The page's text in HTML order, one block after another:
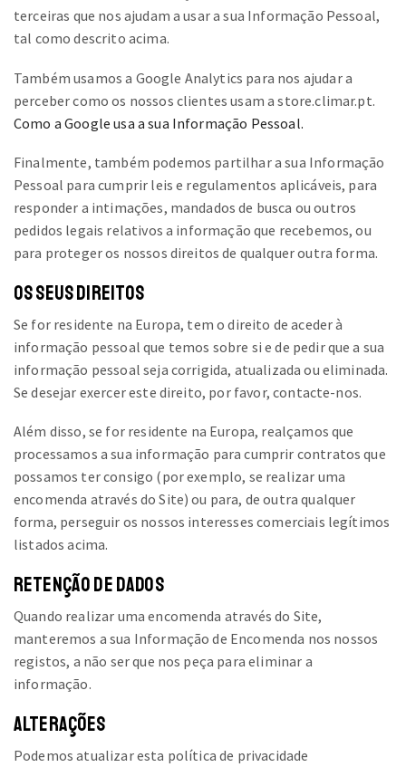
terceiras que nos ajudam a usar a sua Informação Pessoal,
tal como descrito acima.
Também usamos a Google Analytics para nos ajudar a
perceber como os nossos clientes usam a store.climar.pt.
Como a Google usa a sua Informação Pessoal.
Finalmente, também podemos partilhar a sua Informação
Pessoal para cumprir leis e regulamentos aplicáveis, para
responder a intimações, mandados de busca ou outros
pedidos legais relativos a informação que recebemos, ou
para proteger os nossos direitos de qualquer outra forma.
OS SEUS DIREITOS
Se for residente na Europa, tem o direito de aceder à
informação pessoal que temos sobre si e de pedir que a sua
informação pessoal seja corrigida, atualizada ou eliminada.
Se desejar exercer este direito, por favor, contacte-nos.
Além disso, se for residente na Europa, realçamos que
processamos a sua informação para cumprir contratos que
possamos ter consigo (por exemplo, se realizar uma
encomenda através do Site) ou para, de outra qualquer
forma, perseguir os nossos interesses comerciais legítimos
listados acima.
RETENÇÃO DE DADOS
Quando realizar uma encomenda através do Site,
manteremos a sua Informação de Encomenda nos nossos
registos, a não ser que nos peça para eliminar a
informação.
ALTERAÇÕES
Podemos atualizar esta política de privacidade